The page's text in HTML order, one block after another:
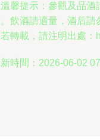
馨提示：參觀及品酒
飲酒請適量，酒后請
轉載，請注明出處：
時間：2026-06-02